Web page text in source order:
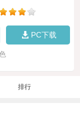
PC下载
排行